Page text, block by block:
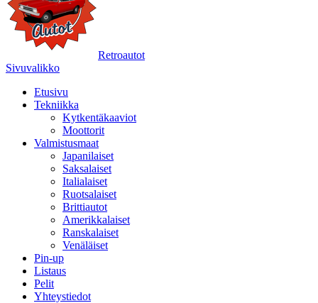
Retroautot
Sivuvalikko
Etusivu
Tekniikka
Kytkentäkaaviot
Moottorit
Valmistusmaat
Japanilaiset
Saksalaiset
Italialaiset
Ruotsalaiset
Brittiautot
Amerikkalaiset
Ranskalaiset
Venäläiset
Pin-up
Listaus
Pelit
Yhteystiedot